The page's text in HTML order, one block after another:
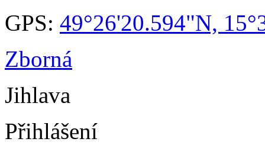
GPS: 49°26'20.594"N,
Zborná
Jihlava
Přihlášení